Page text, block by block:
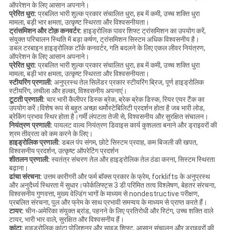
ऑपरेशन के लिए आसान अपनाने।
प्रेरित धुरा: प्रबलित भारी शुल्क प्रकार संचालित धुरा, हब में कमी, उच्च शक्ति धुरा
मामला, बड़ी भार क्षमता, उत्कृष्ट स्थिरता और विश्वसनीयता।
ट्रांसमिशन और टोक़ कनवर्टर: हाइड्रोलिक पावर शिफ्ट ट्रांसमिशन का उपयोग करें,
संयुक्त परिचालन स्थिति में बड़ा कर्षण, ट्रांसमिशन सिस्टम अधिक विश्वसनीय है।
डबल टरबाइन हाइड्रोलिक टॉर्क कनवर्टर, गति बदलने के लिए एकल लीवर नियंत्रण,
ऑपरेशन के लिए आसान अपनाने।
प्रेरित धुरा: प्रबलित भारी शुल्क प्रकार संचालित धुरा, हब में कमी, उच्च शक्ति धुरा
मामला, बड़ी भार क्षमता, उत्कृष्ट स्थिरता और विश्वसनीयता।
स्टीयरिंग प्रणाली: अनुप्रस्थ तेल सिलेंडर प्रकार स्टीयरिंग ब्रिज, पूर्ण हाइड्रोलिक
स्टीयरिंग, लचीला और हल्का, विश्वसनीय अपनाएं।
टूटती प्रणाली: चार भारी कैलीपर डिस्क ब्रेक, ब्रेक ब्रेक डिस्क, रियर एयर टैंक का
उपयोग करें।विशेष रूप से बहुत अच्छा थर्मोस्टेबिलिटी प्रदर्शन होता है जब भारी लोड,
ब्रेकिंग प्रभाव स्थिर होता है।गर्मी लंपटता तेजी से, विश्वसनीय और सुरक्षित संचालन।
नियंत्रण प्रणाली: पायलट वाल्व नियंत्रण डिवाइस कार्य कुशलता बनाने और ड्राइवरों की
श्रम तीव्रता को कम करने के लिए।
हाइड्रोलिक प्रणाली: डबल पंप संगम, छोटे सिस्टम प्रवाह, कम बिजली की खपत,
विश्वसनीय प्रदर्शन, उत्कृष्ट ऑपरेटिंग प्रदर्शन
शीतलन प्रणाली: स्वतंत्र संचरण तेल और हाइड्रोलिक तेल ठंडा करना, सिस्टम स्थिरता
बढ़ाना।
ढांचा संरचना: उत्तम कारीगरी और फर्म बॉक्स प्रकार के फ्रेम, forklifts के अनुप्रस्थ
और अनुदैर्ध्य स्थिरता में सुधार।फोर्कलिफ्ट्स 3 डी परिमित तत्व विश्लेषण, बेहतर संरचना,
विश्वसनीय गुणवत्ता, मुख्य वेल्डिंग भागों के माध्यम से nondestructive परीक्षण,
प्रबलित संरचना, पुल और फ्रेम के साथ प्रभावी समन्वय के माध्यम से प्राप्त करते हैं।
टायर: चीन-अमेरिका संयुक्त ब्रांड, पहनने के लिए प्रतिरोधी और स्टिंग, उच्च शक्ति वाले
टायर, भारी भार वाले, सुरक्षित और विश्वसनीय हैं।
कांटा: हाइड्रोलिक कांटा पोजिशनर और साइड शिफ्ट, आसान संचालन और ड्राइवरों की